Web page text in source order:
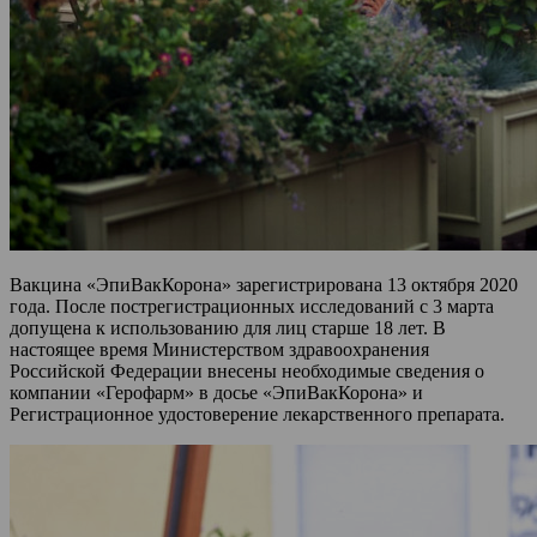
Вакцина «ЭпиВакКорона» зарегистрирована 13 октября 2020
года. После пострегистрационных исследований с 3 марта
допущена к использованию для лиц старше 18 лет. В
настоящее время Министерством здравоохранения
Российской Федерации внесены необходимые сведения о
компании «Герофарм» в досье «ЭпиВакКорона» и
Регистрационное удостоверение лекарственного препарата.